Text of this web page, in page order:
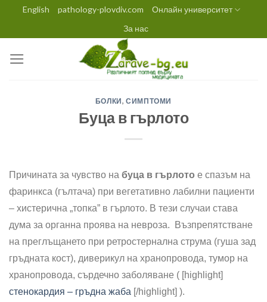
content
English pathology-plovdiv.com
Онлайн университет
За нас
БОЛКИ,СИМПТОМИ
Буца в гърлото
Причината за чувство на буца в гърлото е спазъм на
фаринкса (гълтача) при вегетативно лабилни пациенти
– хистерична „топка” в гърлото. В тези случаи става
дума за органна проява на невроза. Възпрепятстване
на преглъщането при ретростернална струма (гуша зад
гръдната кост), диверикул на хранопровода, тумор на
хранопровода, сърдечно заболяване ( [highlight]
стенокардия – гръдна жаба [/highlight] ).